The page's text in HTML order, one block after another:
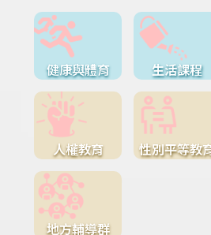
健康與體育 生活課程
人權教育 性別平等教
地方輔導群